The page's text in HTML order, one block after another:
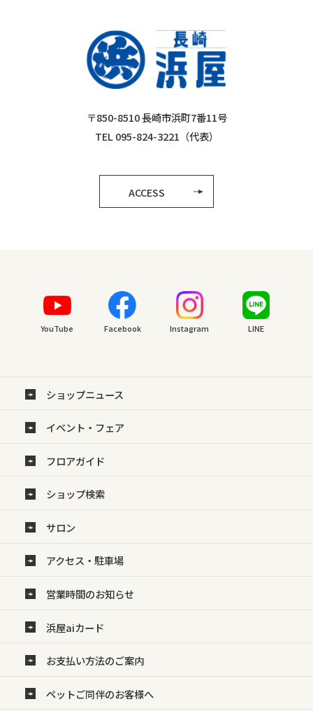
〒850-8510 長崎市浜町7番11号
TEL 095-824-3221（代表）
ACCESS
YouTube Facebook Instagram LINE
ショップニュース
イベント・フェア
フロアガイド
ショップ検索
サロン
アクセス・駐車場
営業時間のお知らせ
浜屋aiカード
お支払い方法のご案内
ペットご同伴のお客様へ